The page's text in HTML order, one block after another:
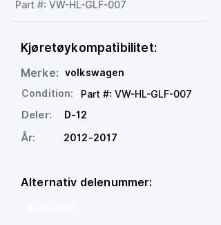
Part #: VW-HL-GLF-007
Kjøretøykompatibilitet:
Merke:
volkswagen
Condition:
Part #: VW-HL-GLF-007
Deler: D-12
År: 2012-2017
Alternativ delenummer: